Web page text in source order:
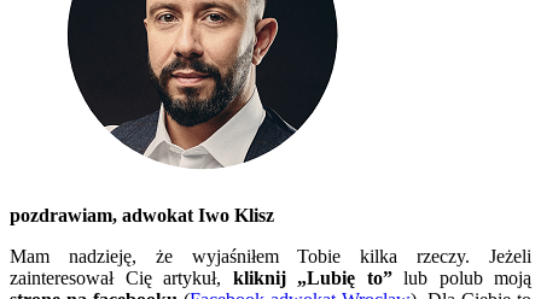
pozdrawiam, adwokat Iwo Klisz
Mam nadzieję, że wyjaśniłem Tobie kilka rzeczy. Jeżeli
zainteresował Cię artykuł, kliknij „Lubię to”lub polub moją